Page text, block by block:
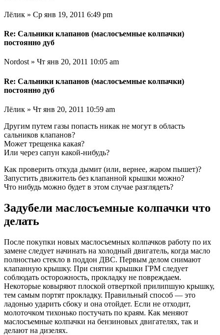
Лёлик » Ср янв 19, 2011 6:49 pm
Re: Сальники клапанов (маслосъемные колпачки)
постоянно дуб
Nordost » Чт янв 20, 2011 10:05 am
Re: Сальники клапанов (маслосъемные колпачки)
постоянно дуб
Лёлик » Чт янв 20, 2011 10:59 am
Другим путем газы попасть никак не могут в область
сальников клапанов?
Может трещенка какая?
Или через сапун какой-нибудь?
Как проверить откуда дымит (или, вернее, жаром пышет)?
Запустить движитель без клапанной крышки можно?
Что нибудь можно будет в этом случае разглядеть?
Задубели маслосъемные колпачки что
делать
После покупки новых маслосъемных колпачков работу по их
замене следует начинать на холодный двигатель, когда масло
полностью стекло в поддон ДВС. Первым делом снимают
клапанную крышку. При снятии крышки ГРМ следует
соблюдать осторожность, прокладку не повреждаем.
Некоторые ковыряют плоской отверткой прилипшую крышку,
тем самым портят прокладку. Правильный способ — это
ладонью ударить сбоку и она отойдет. Если не отходит,
молоточком тихонько постучать по краям. Как меняют
маслосъемные колпачки на бензиновых двигателях, так и
делают на дизелях.